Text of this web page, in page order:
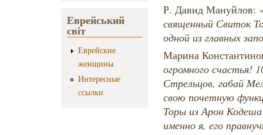
Еврейський
світ
Еврейские
женщины
Интересные
ссылки
Р. Давид Мануйлов:
священный Свиток
одной из главных
Марина
огромного счастья!
Стрельцов, габай
свою почетную
Торы из Арон
именно я, его